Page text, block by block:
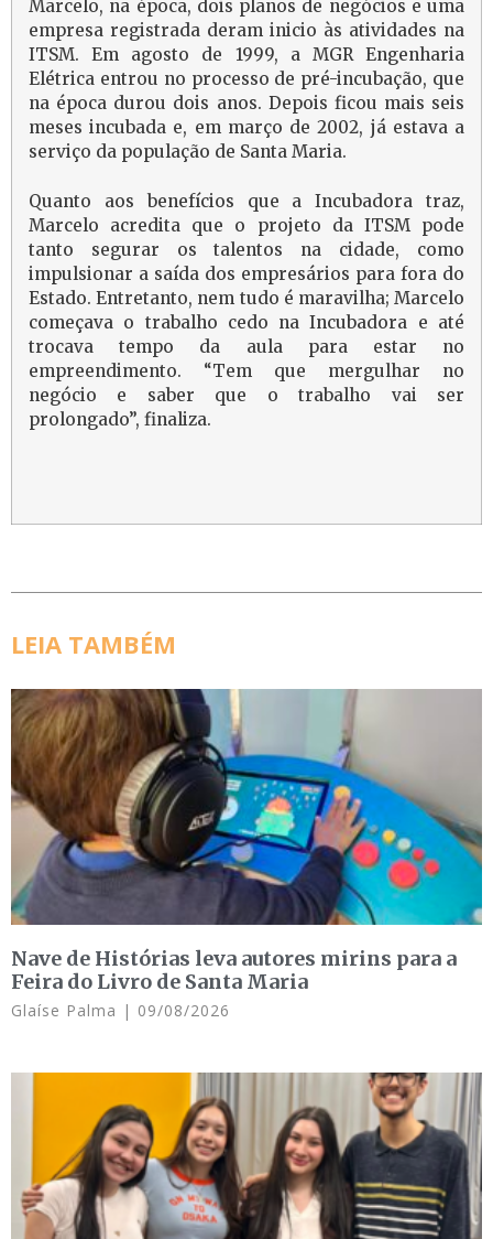
Marcelo, na época, dois planos de negócios e uma
empresa registrada deram inicio às atividades na
ITSM. Em agosto de 1999, a MGR Engenharia
Elétrica entrou no processo de pré-incubação, que
na época durou dois anos. Depois ficou mais seis
meses incubada e, em março de 2002, já estava a
serviço da população de Santa Maria.
Quanto aos benefícios que a Incubadora traz,
Marcelo acredita que o projeto da ITSM pode
tanto segurar os talentos na cidade, como
impulsionar a saída dos empresários para fora do
Estado. Entretanto, nem tudo é maravilha; Marcelo
começava o trabalho cedo na Incubadora e até
trocava tempo da aula para estar no
empreendimento. “Tem que mergulhar no
negócio e saber que o trabalho vai ser
prolongado”, finaliza.
LEIA TAMBÉM
Nave de Histórias leva autores mirins para a
Feira do Livro de Santa Maria
Glaíse Palma 09/08/2026